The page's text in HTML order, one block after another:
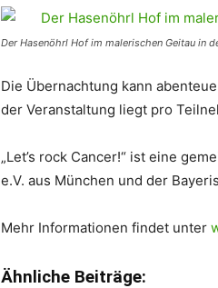
Der Hasenöhrl Hof im malerischen Geitau in
Die Übernachtung kann
der Veranstaltung liegt pro
„Let’s rock Cancer!“ ist eine
e.V. aus München und der
Mehr Informationen findet unter
Ähnliche Beiträge: